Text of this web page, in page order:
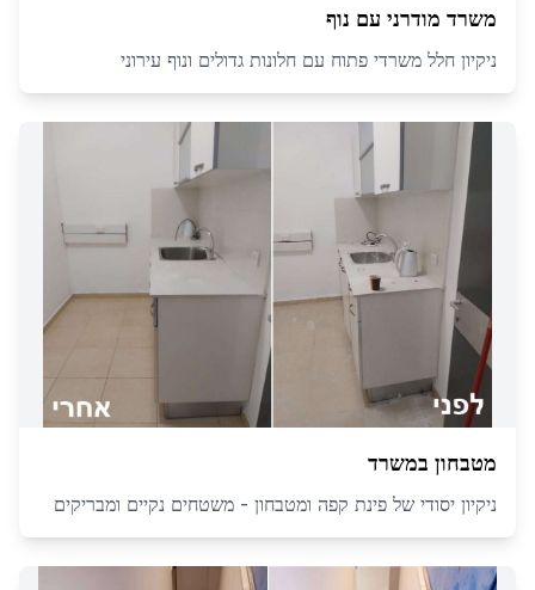
משרד מודרני עם נוף
ניקיון חלל משרדי פתוח עם חלונות גדולים ונוף עירוני
מטבחון במשרד
ניקיון יסודי של פינת קפה ומטבחון - משטחים נקיים ומבריקים